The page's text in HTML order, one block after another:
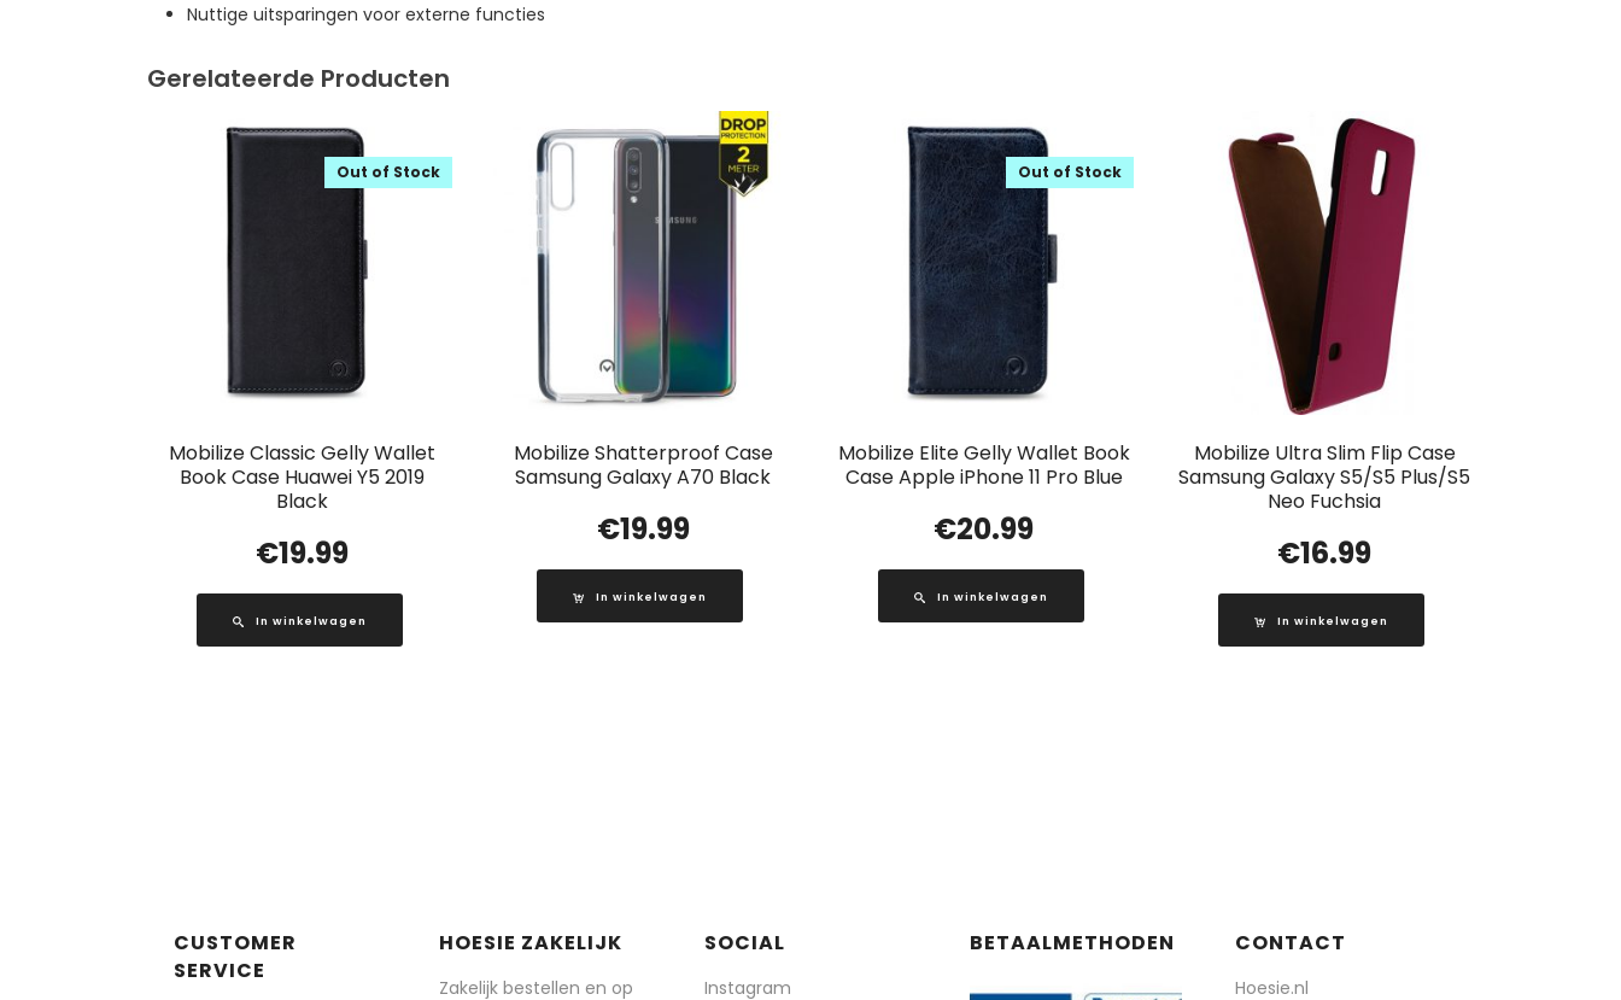
Nuttige uitsparingen voor externe functies
Gerelateerde Producten
Mobilize Classic Gelly Wallet
Book Case Huawei Y5 2019
Black
Out of Stock
€19.99
In winkelwagen
Mobilize Shatterproof Case
Samsung Galaxy A70 Black
€19.99
In winkelwagen
Mobilize Elite Gelly Wallet Book
Case Apple iPhone 11 Pro Blue
Out of Stock
€20.99
In winkelwagen
Mobilize Ultra Slim Flip Case
Samsung Galaxy S5/S5 Plus/S5
Neo Fuchsia
€16.99
In winkelwagen
CUSTOMER
SERVICE
HOESIE ZAKELIJK
Zakelijk bestellen en op
SOCIAL
Instagram
BETAALMETHODEN CONTACT
Hoesie.nl